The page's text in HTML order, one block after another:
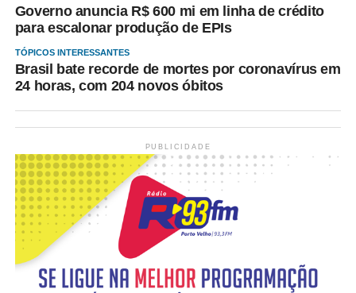
Governo anuncia R$ 600 mi em linha de crédito
para escalonar produção de EPIs
TÓPICOS INTERESSANTES
Brasil bate recorde de mortes por coronavírus em
24 horas, com 204 novos óbitos
PUBLICIDADE